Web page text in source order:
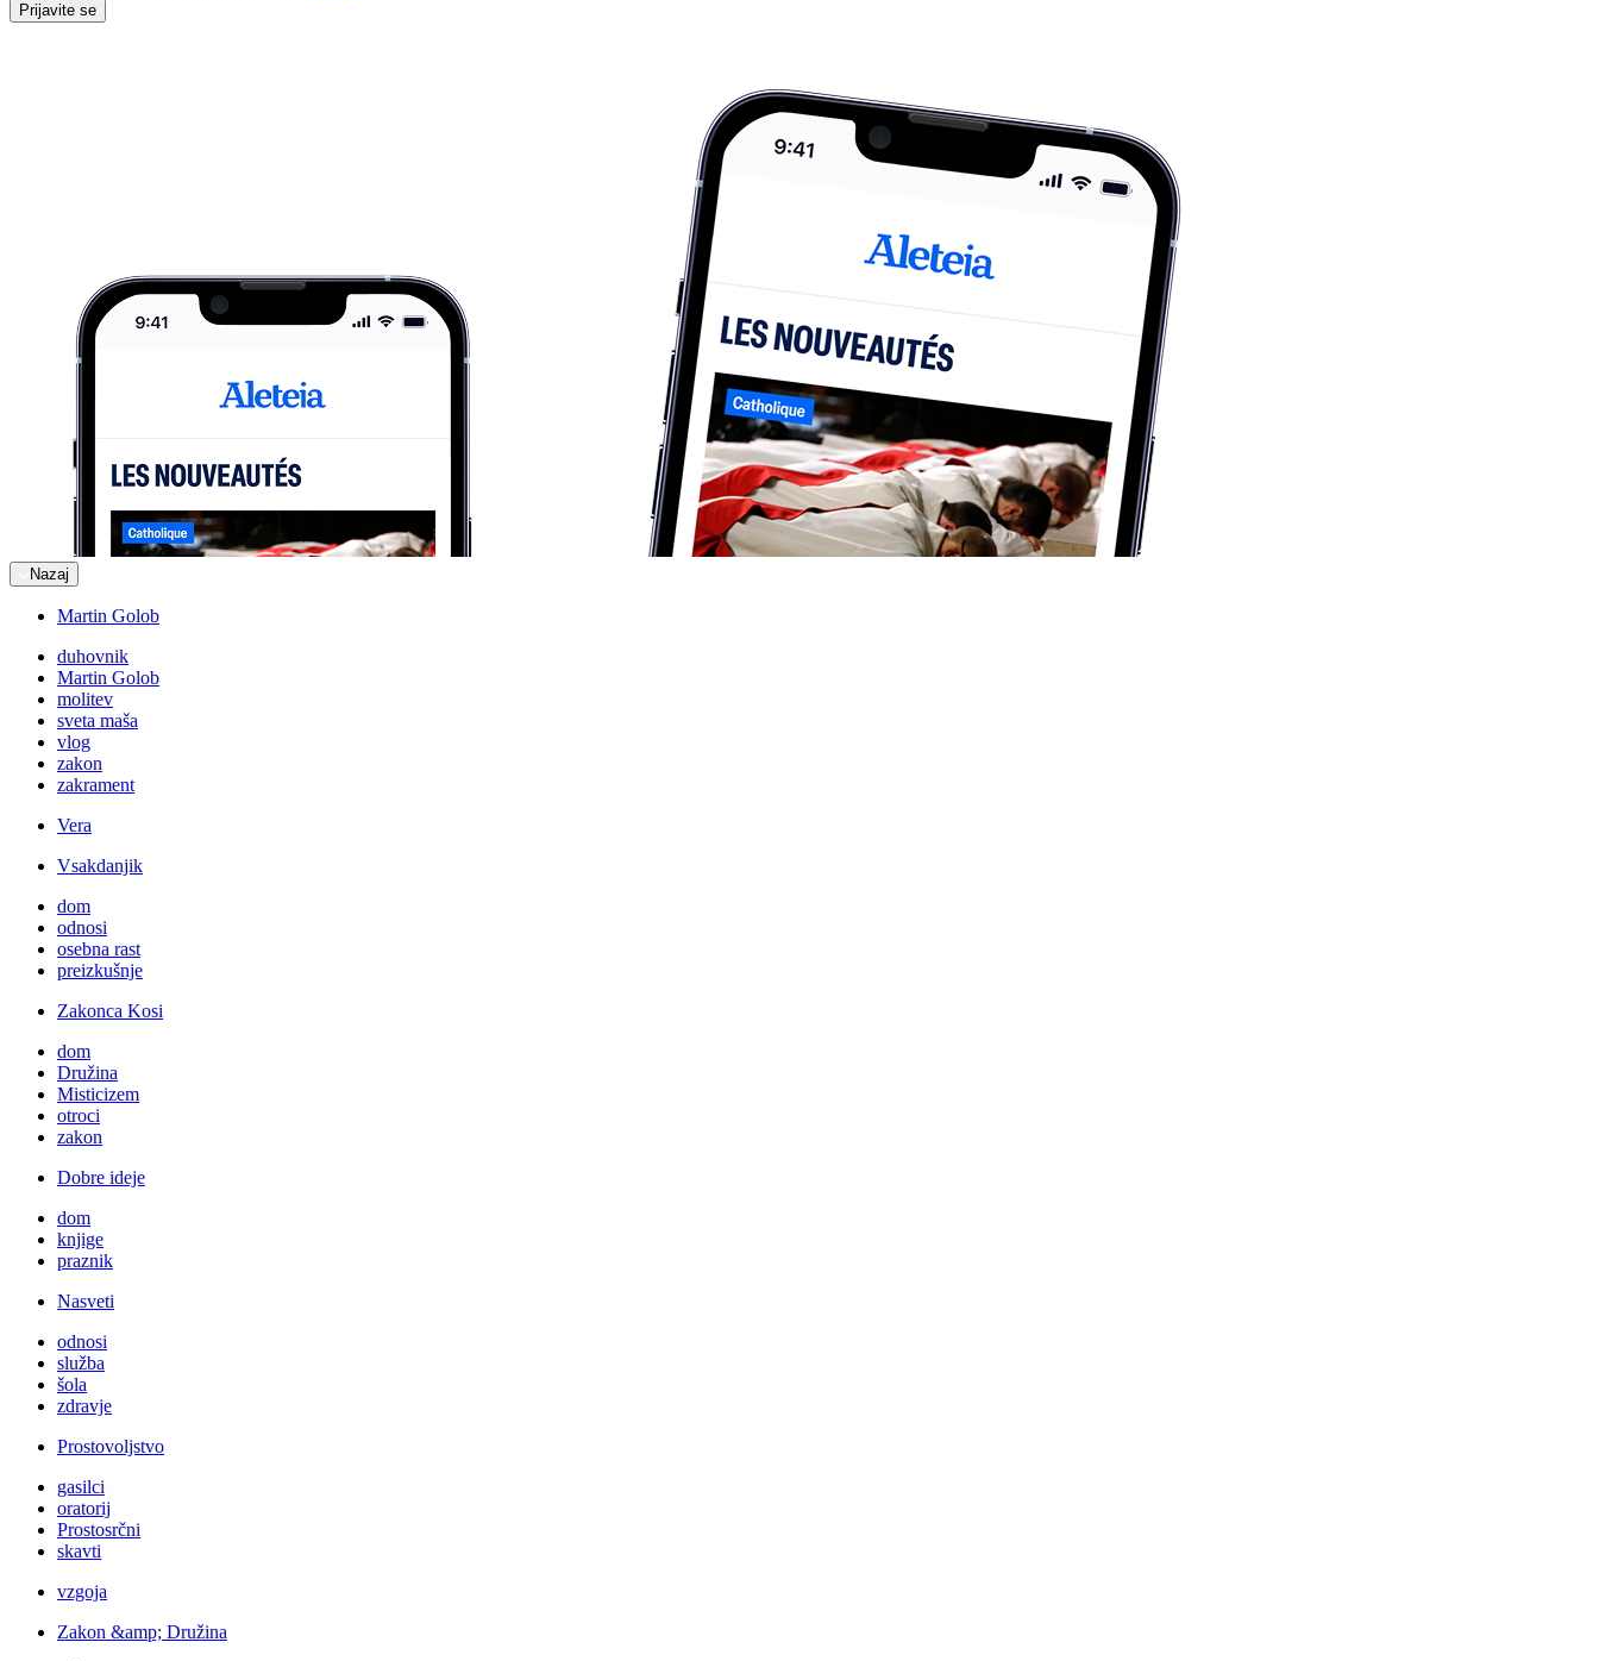
Prijavite se
Nazaj
Martin Golob
duhovnik
Martin Golob
molitev
sveta maša
vlog
zakon
zakrament
Vera
Vsakdanjik
dom
odnosi
osebna rast
preizkušnje
Zakonca Kosi
dom
Družina
Misticizem
otroci
zakon
Dobre ideje
dom
knjige
praznik
Nasveti
odnosi
služba
šola
zdravje
Prostovoljstvo
gasilci
oratorij
Prostosrčni
skavti
vzgoja
Zakon &amp; Družina